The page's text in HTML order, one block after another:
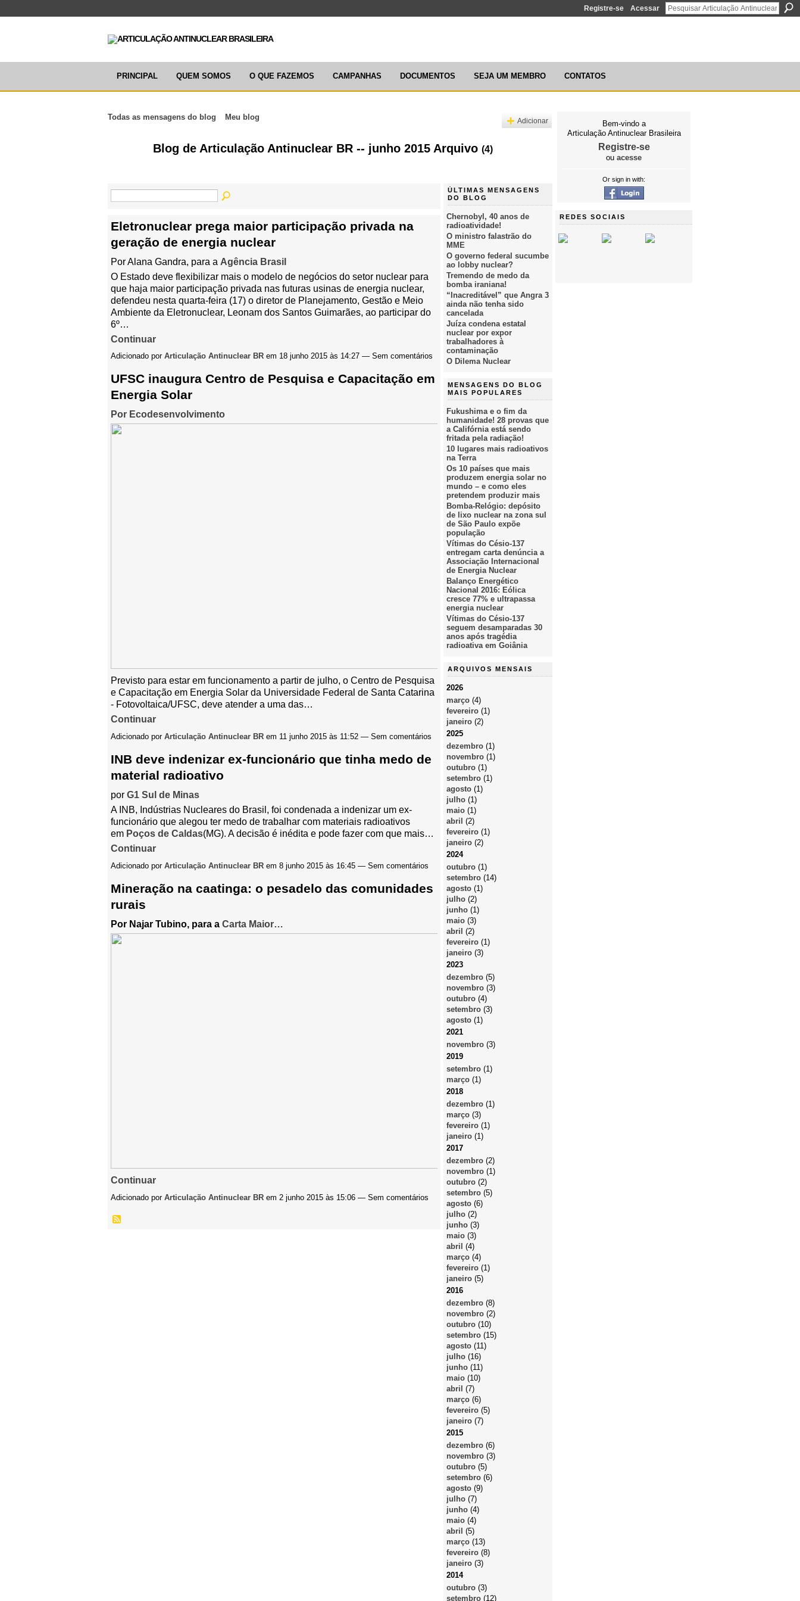
Registre-se Acessar
PRINCIPAL QUEM SOMOS O QUE FAZEMOS CAMPANHAS DOCUMENTOS SEJA UM MEMBRO CONTATOS
Todas as mensagens do blog Meu blog Adicionar
Blog de Articulação Antinuclear BR -- junho 2015 Arquivo (4)
Eletronuclear prega maior participação privada na
geração de energia nuclear
Por Alana Gandra, para a Agência Brasil
O Estado deve flexibilizar mais o modelo de negócios do setor nuclear para
que haja maior participação privada nas futuras usinas de energia nuclear,
defendeu nesta quarta-feira (17) o diretor de Planejamento, Gestão e Meio
Ambiente da Eletronuclear, Leonam dos Santos Guimarães, ao participar do
6º…
Continuar
Adicionado por Articulação Antinuclear BR em 18 junho 2015 às 14:27 — Sem comentários
UFSC inaugura Centro de Pesquisa e Capacitação em
Energia Solar
Por Ecodesenvolvimento
Previsto para estar em funcionamento a partir de julho, o Centro de Pesquisa
e Capacitação em Energia Solar da Universidade Federal de Santa Catarina
- Fotovoltaica/UFSC, deve atender a uma das…
Continuar
Adicionado por Articulação Antinuclear BR em 11 junho 2015 às 11:52 — Sem comentários
INB deve indenizar ex-funcionário que tinha medo de
material radioativo
por G1 Sul de Minas
A INB, Indústrias Nucleares do Brasil, foi condenada a indenizar um ex-
funcionário que alegou ter medo de trabalhar com materiais radioativos
em Poços de Caldas(MG). A decisão é inédita e pode fazer com que mais…
Continuar
Adicionado por Articulação Antinuclear BR em 8 junho 2015 às 16:45 — Sem comentários
Mineração na caatinga: o pesadelo das comunidades
rurais
Por Najar Tubino, para a Carta Maior…
Continuar
Adicionado por Articulação Antinuclear BR em 2 junho 2015 às 15:06 — Sem comentários
ÚLTIMAS MENSAGENS
DO BLOG
Chernobyl, 40 anos de
radioatividade!
O ministro falastrão do
MME
O governo federal sucumbe
ao lobby nuclear?
Tremendo de medo da
bomba iraniana!
“Inacreditável” que Angra 3
ainda não tenha sido
cancelada
Juíza condena estatal
nuclear por expor
trabalhadores à
contaminação
O Dilema Nuclear
MENSAGENS DO BLOG
MAIS POPULARES
Fukushima e o fim da
humanidade! 28 provas que
a Califórnia está sendo
fritada pela radiação!
10 lugares mais radioativos
na Terra
Os 10 países que mais
produzem energia solar no
mundo – e como eles
pretendem produzir mais
Bomba-Relógio: depósito
de lixo nuclear na zona sul
de São Paulo expõe
população
Vítimas do Césio-137
entregam carta denúncia a
Associação Internacional
de Energia Nuclear
Balanço Energético
Nacional 2016: Eólica
cresce 77% e ultrapassa
energia nuclear
Vítimas do Césio-137
seguem desamparadas 30
anos após tragédia
radioativa em Goiânia
ARQUIVOS MENSAIS
2026
março (4)
fevereiro (1)
janeiro (2)
2025
dezembro (1)
novembro (1)
outubro (1)
setembro (1)
agosto (1)
julho (1)
maio (1)
abril (2)
fevereiro (1)
janeiro (2)
2024
outubro (1)
setembro (14)
agosto (1)
julho (2)
junho (1)
maio (3)
abril (2)
fevereiro (1)
janeiro (3)
2023
dezembro (5)
novembro (3)
outubro (4)
setembro (3)
agosto (1)
2021
novembro (3)
2019
setembro (1)
março (1)
2018
dezembro (1)
março (3)
fevereiro (1)
janeiro (1)
2017
dezembro (2)
novembro (1)
outubro (2)
setembro (5)
agosto (6)
julho (2)
junho (3)
maio (3)
abril (4)
março (4)
fevereiro (1)
janeiro (5)
2016
dezembro (8)
novembro (2)
outubro (10)
setembro (15)
agosto (11)
julho (16)
junho (11)
maio (10)
abril (7)
março (6)
fevereiro (5)
janeiro (7)
2015
dezembro (6)
novembro (3)
outubro (5)
setembro (6)
agosto (9)
julho (7)
junho (4)
maio (4)
abril (5)
março (13)
fevereiro (8)
janeiro (3)
2014
outubro (3)
setembro (12)
Bem-vindo a
Articulação Antinuclear Brasileira
Registre-se
ou acesse
Or sign in with:
REDES SOCIAIS